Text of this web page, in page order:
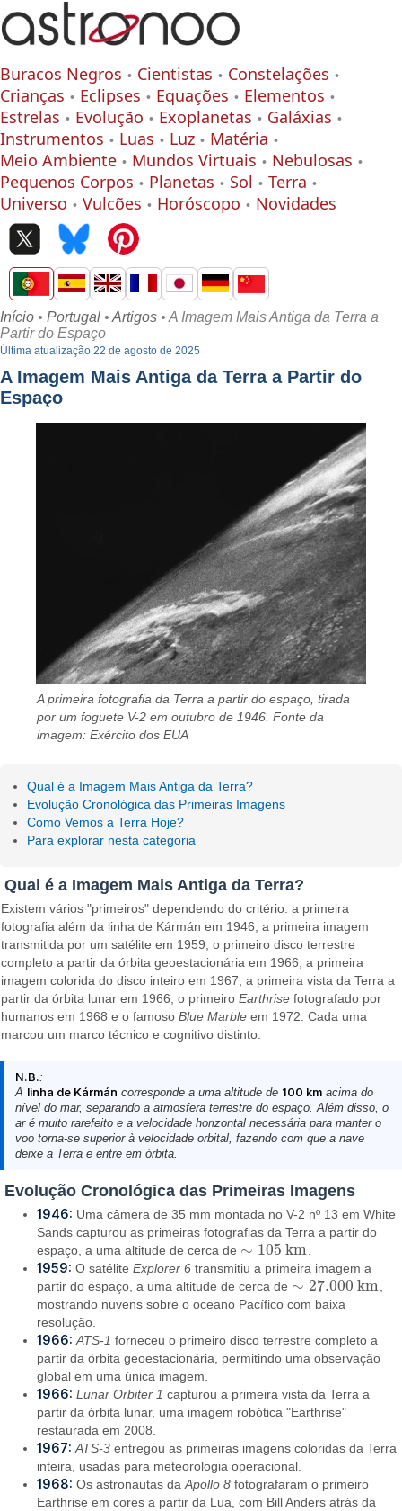
Buracos Negros Cientistas
Constelações
Crianças
Eclipses Equações
Elementos
Estrelas
Evolução Exoplanetas
Galáxias
Instrumentos
Luas Luz
Matéria
Meio Ambiente
Mundos Virtuais
Nebulosas
Pequenos Corpos
Planetas Sol
Terra
Universo
Vulcões Horóscopo Novidades
Início • Portugal • Artigos • A Imagem Mais Antiga da Terra a
Partir do Espaço
Última atualização 22 de agosto de 2025
A Imagem Mais Antiga da Terra a Partir do
Espaço
A primeira fotografia da Terra a partir do espaço, tirada
por um foguete V-2 em outubro de 1946. Fonte da
imagem: Exército dos EUA
Qual é a Imagem Mais Antiga da Terra?
Evolução Cronológica das Primeiras Imagens
Como Vemos a Terra Hoje?
Para explorar nesta categoria
Qual é a Imagem Mais Antiga da Terra?
Existem vários "primeiros" dependendo do critério: a primeira
fotografia além da linha de Kármán em 1946, a primeira imagem
transmitida por um satélite em 1959, o primeiro disco terrestre
completo a partir da órbita geoestacionária em 1966, a primeira
imagem colorida do disco inteiro em 1967, a primeira vista da Terra a
partir da órbita lunar em 1966, o primeiroEarthrise fotografado por
humanos em 1968 e o famosoBlue Marble em 1972. Cada uma
marcou um marco técnico e cognitivo distinto.
N.B.:
A linha de Kármán corresponde a uma altitude de 100 kmacima do
nível do mar, separando a atmosfera terrestre do espaço. Além disso, o
ar é muito rarefeito e a velocidade horizontal necessária para manter o
voo torna-se superior à velocidade orbital, fazendo com que a nave
deixe a Terra e entre em órbita.
Evolução Cronológica das Primeiras Imagens
1946: Uma câmera de 35 mm montada no V-2 nº 13 em White
Sands capturou as primeiras fotografias da Terra a partir do
espaço, a uma altitude de cerca de ∼ 105 km
∼105 k m
1959: O satéliteExplorer 6 transmitiu a primeira imagem a
partir do espaço, a uma altitude de cerca de ∼ 27.000 km
∼27.000 km
mostrando nuvens sobre o oceano Pacífico com baixa
resolução.
1966: ATS-1 forneceu o primeiro disco terrestre completo a
partir da órbita geoestacionária, permitindo uma observação
global em uma única imagem.
1966: Lunar Orbiter 1 capturou a primeira vista da Terra a
partir da órbita lunar, uma imagem robótica "Earthrise"
restaurada em 2008.
1967: ATS-3 entregou as primeiras imagens coloridas da Terra
inteira, usadas para meteorologia operacional.
1968: Os astronautas daApollo 8 fotografaram o primeiro
Earthrise em cores a partir da Lua, com Bill Anders atrás da